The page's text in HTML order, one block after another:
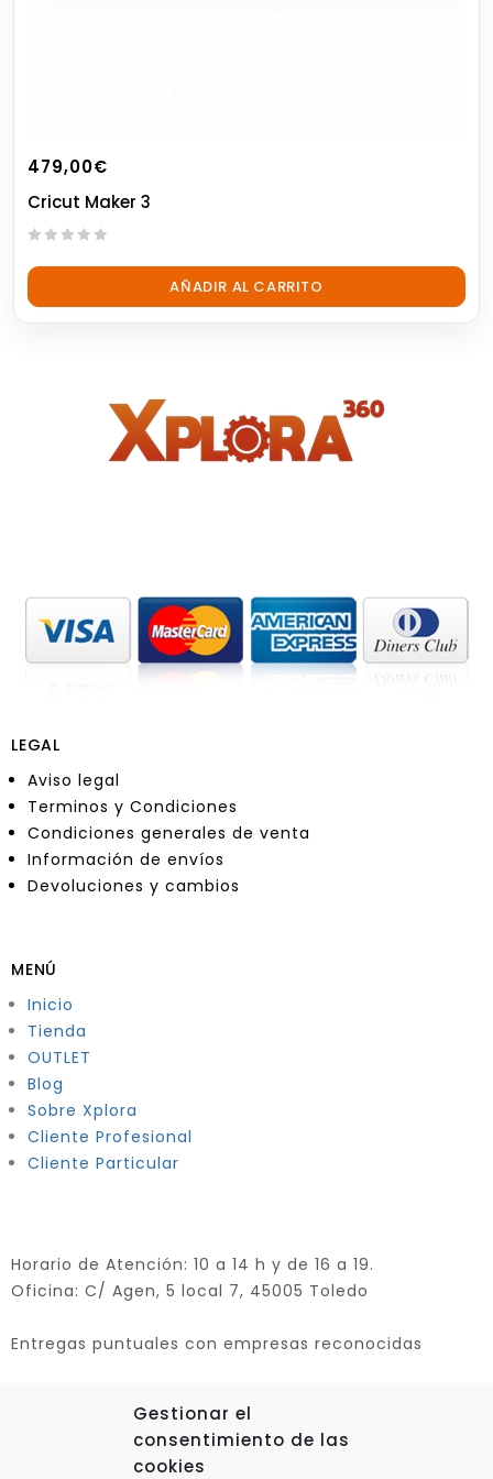
Gestionar el
consentimiento de las
cookies
479,00€
Cricut Maker 3
out
AÑADIR AL CARRITO
LEGAL
Aviso legal
Terminos y Condiciones
Condiciones generales de venta
Información de envíos
Devoluciones y cambios
MENÚ
Inicio
Tienda
OUTLET
Blog
Sobre Xplora
Cliente Profesional
Cliente Particular
Horario de Atención: 10 a 14 h y de 16 a 19.
Oficina: C/ Agen, 5 local 7, 45005 Toledo
Entregas puntuales con empresas reconocidas